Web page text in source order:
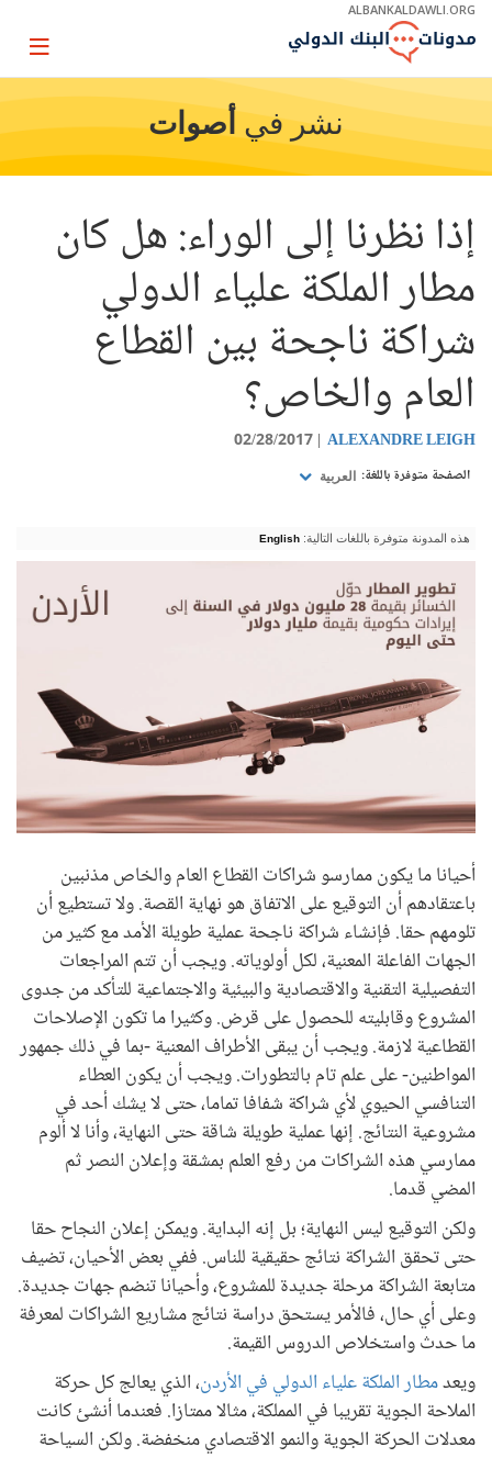
Skip
Main
ALBANKALDAWLI.ORG
Page
نشر في أصوات
إذا نظرنا إلى الوراء: هل كان
مطار الملكة علياء الدولي
شراكة ناجحة بين القطاع
العام والخاص؟
ALEXANDRE LEIGH
02/28/2017
الصفحة متوفرة باللغة: العربية
هذه المدونة متوفرة باللغات التالية: English
أحيانا ما يكون ممارسو شراكات القطاع العام والخاص مذنبين
باعتقادهم أن التوقيع على الاتفاق هو نهاية القصة. ولا تستطيع أن
تلومهم حقا. فإنشاء شراكة ناجحة عملية طويلة الأمد مع كثير من
الجهات الفاعلة المعنية، لكل أولوياته. ويجب أن تتم المراجعات
التفصيلية التقنية والاقتصادية والبيئية والاجتماعية للتأكد من جدوى
المشروع وقابليته للحصول على قرض. وكثيرا ما تكون الإصلاحات
القطاعية لازمة. ويجب أن يبقى الأطراف المعنية -بما في ذلك جمهور
المواطنين- على علم تام بالتطورات. ويجب أن يكون العطاء
التنافسي الحيوي لأي شراكة شفافا تماما، حتى لا يشك أحد في
مشروعية النتائج. إنها عملية طويلة شاقة حتى النهاية، وأنا لا ألوم
ممارسي هذه الشراكات من رفع العلم بمشقة وإعلان النصر ثم
المضي قدما.
ولكن التوقيع ليس النهاية؛ بل إنه البداية. ويمكن إعلان النجاح حقا
حتى تحقق الشراكة نتائج حقيقية للناس. ففي بعض الأحيان، تضيف
متابعة الشراكة مرحلة جديدة للمشروع، وأحيانا تنضم جهات جديدة.
وعلى أي حال، فالأمر يستحق دراسة نتائج مشاريع الشراكات لمعرفة
ما حدث واستخلاص الدروس القيمة.
ويعدمطار الملكة علياء الدولي في الأردن، الذي يعالج كل حركة
الملاحة الجوية تقريبا في المملكة، مثالا ممتازا. فعندما أنشئ كانت
معدلات الحركة الجوية والنمو الاقتصادي منخفضة. ولكن السياحة